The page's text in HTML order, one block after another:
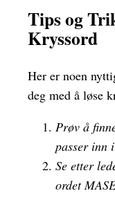
Tips og
Kryssord
Her er noen
deg med å løse
Prøv å
passer inn
Se etter
ordet